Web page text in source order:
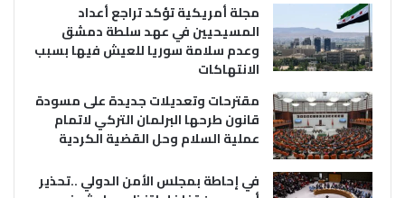
مجلة أمريكية تؤكد تراجع أعداد
المسيحيين في عهد سلطة دمشق
وعدم سلامة سوريا للعيش فيها بسبب
الانتهاكات
مقترحات وتعديلات جديدة على مسودة
قانون طرحها البرلمان التركي لاتمام
عملية السلام وحل القضية الكردية
في إحاطة بمجلس الأمن الدولي ..تحذير